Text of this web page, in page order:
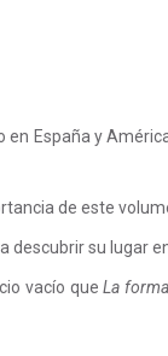
en España y
de este
descubrir su lugar
vacío queLa